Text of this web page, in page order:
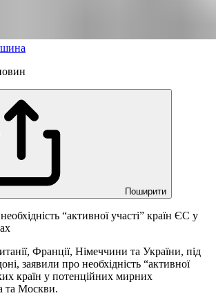
Поширити
“активної участі” країн ЄС у
Франції, Німеччини та України, під
заявили про необхідність “активної
країн у потенційних мирних
та Москви.